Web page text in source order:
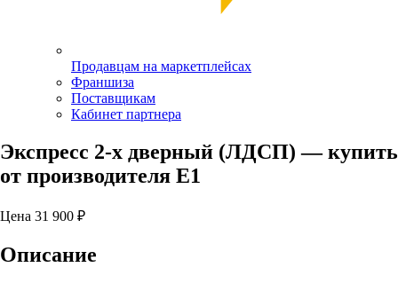
Продавцам на маркетплейсах
Франшиза
Поставщикам
Кабинет партнера
Экспресс 2-х дверный (ЛДСП) — купить
от производителя Е1
Цена 31 900 ₽
Описание